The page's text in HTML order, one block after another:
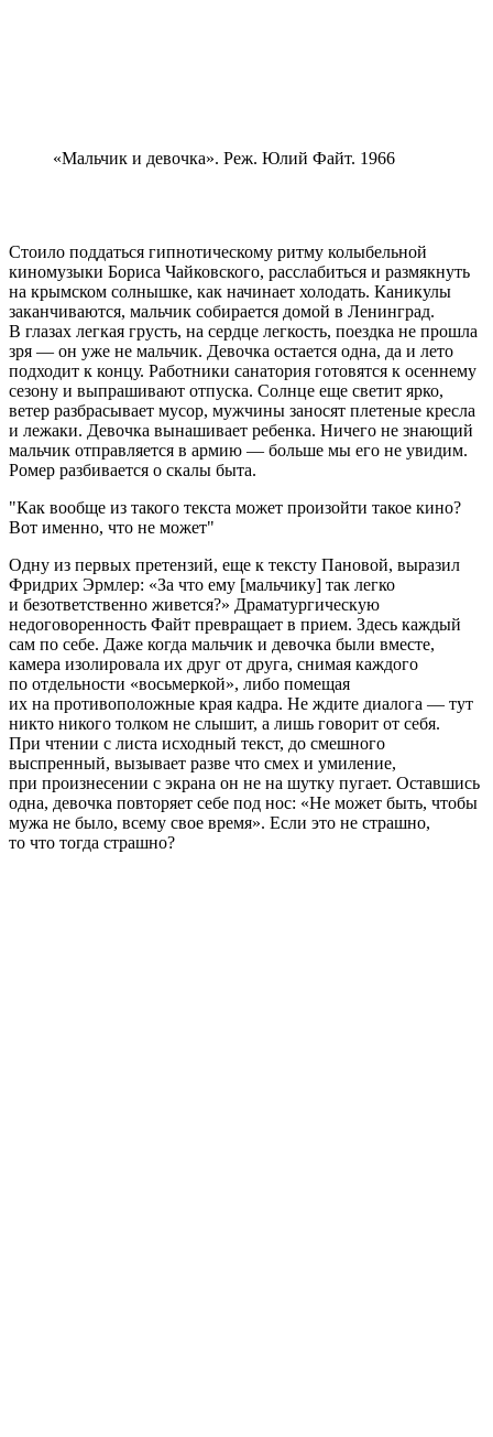
«Мальчик и девочка». Реж. Юлий Файт. 1966
Стоило поддаться гипнотическому ритму колыбельной
киномузыки Бориса Чайковского, расслабиться и размякнуть
на крымском солнышке, как начинает холодать. Каникулы
заканчиваются, мальчик собирается домой в Ленинград.
В глазах легкая грусть, на сердце легкость, поездка не прошла
зря — он уже не мальчик. Девочка остается одна, да и лето
подходит к концу. Работники санатория готовятся к осеннему
сезону и выпрашивают отпуска. Солнце еще светит ярко,
ветер разбрасывает мусор, мужчины заносят плетеные кресла
и лежаки. Девочка вынашивает ребенка. Ничего не знающий
мальчик отправляется в армию — больше мы его не увидим.
Ромер разбивается о скалы быта.
Как вообще из такого текста может произойти такое кино?
Вот именно, что не может
Одну из первых претензий, еще к тексту Пановой, выразил
Фридрих Эрмлер: «За что ему [мальчику] так легко
и безответственно живется?» Драматургическую
недоговоренность Файт превращает в прием. Здесь каждый
сам по себе. Даже когда мальчик и девочка были вместе,
камера изолировала их друг от друга, снимая каждого
по отдельности «восьмеркой», либо помещая
их на противоположные края кадра. Не ждите диалога — тут
никто никого толком не слышит, а лишь говорит от себя.
При чтении с листа исходный текст, до смешного
выспренный, вызывает разве что смех и умиление,
при произнесении с экрана он не на шутку пугает. Оставшись
одна, девочка повторяет себе под нос: «Не может быть, чтобы
мужа не было, всему свое время». Если это не страшно,
то что тогда страшно?